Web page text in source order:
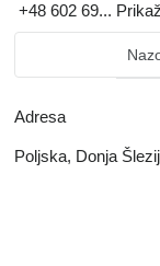
+48 602 69...
Adresa
Poljska, Donja